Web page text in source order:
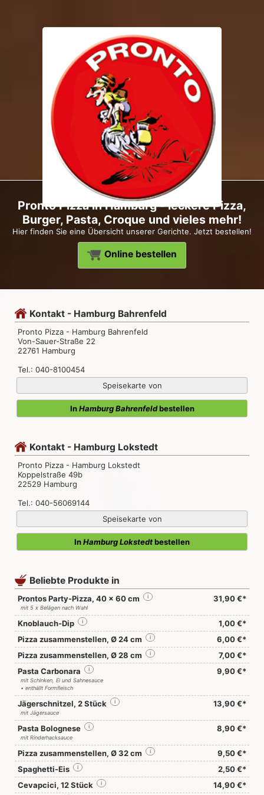
Pronto Pizza in Hamburg - leckere Pizza,
Burger, Pasta, Croque und vieles mehr!
Hier finden Sie eine Übersicht unserer Gerichte. Jetzt bestellen!
Online bestellen
Kontakt - Hamburg Bahrenfeld
Pronto Pizza - Hamburg Bahrenfeld
Von-Sauer-Straße 22
22761 Hamburg
Tel.: 040-8100454
Speisekarte von
InHamburg Bahrenfeldbestellen
Kontakt - Hamburg Lokstedt
Pronto Pizza - Hamburg Lokstedt
Koppelstraße 49b
22529 Hamburg
Tel.: 040-56069144
Speisekarte von
InHamburg Lokstedtbestellen
Beliebte Produkte in
Prontos Party-Pizza, 40 x 60 cm i 31,90 €*
mit 5 x Belägen nach Wahl
Knoblauch-Dip i
1,00 €*
Pizza zusammenstellen, Ø 24 cm
i
6,00 €*
Pizza zusammenstellen, Ø 28 cm
i
7,00 €*
Pasta Carbonara
i 9,90 €*
mit Schinken, Ei und Sahnesauce
• enthällt Formfleisch
Jägerschnitzel, 2 Stück i 13,90 €*
mit Jägersauce
Pasta Bolognese i 8,90 €*
mit Rinderhacksauce
Pizza zusammenstellen, Ø 32 cm i
9,50 €*
Spaghetti-Eis
i
2,50 €*
Cevapcici, 12 Stück
i
14,90 €*